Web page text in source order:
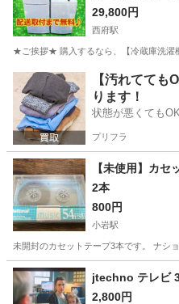
ジ セット
29,800円
西府駅
★ご挨拶★ 購入するなら、【冷蔵庫洗濯
東京 府中市 西府駅 生活家
【汚れてても
ります！
状態が悪くても
プリフラ
【未使用】カセットテープ ナ
2本
800円
小岩駅
未開封のカセットテープ3本です。 ナシ
東京 江戸川区 オ
jtechno テレ
2,800円